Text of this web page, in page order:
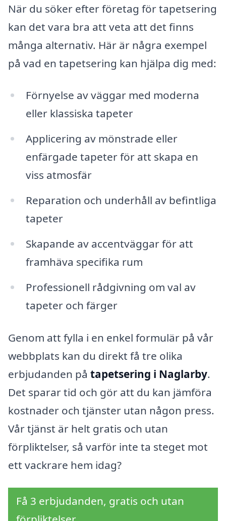
När du söker efter företag för tapetsering
kan det vara bra att veta att det finns
många alternativ. Här är några exempel
på vad en tapetsering kan hjälpa dig med:
Förnyelse av väggar med moderna
eller klassiska tapeter
Applicering av mönstrade eller
enfärgade tapeter för att skapa en
viss atmosfär
Reparation och underhåll av befintliga
tapeter
Skapande av accentväggar för att
framhäva specifika rum
Professionell rådgivning om val av
tapeter och färger
Genom att fylla i en enkel formulär på vår
webbplats kan du direkt få tre olika
erbjudanden på tapetsering i Naglarby.
Det sparar tid och gör att du kan jämföra
kostnader och tjänster utan någon press.
Vår tjänst är helt gratis och utan
förpliktelser, så varför inte ta steget mot
ett vackrare hem idag?
Få 3 erbjudanden, gratis och utan